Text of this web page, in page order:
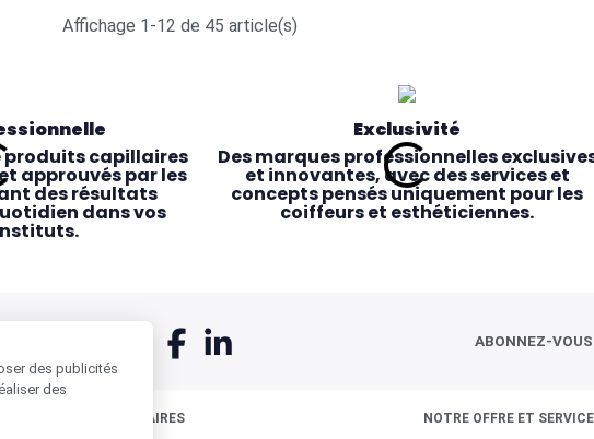
Affichage 1-12 de 45 article(s)
produits capillaires
approuvés par les
des résultats
dans vos
Exclusivité
Des marques professionnelles
et innovantes, avec des services et
concepts pensés uniquement pour les
coiffeurs et esthéticiennes.
ABONNEZ-
NOS PARTENAIRES
NOTRE OFFRE ET